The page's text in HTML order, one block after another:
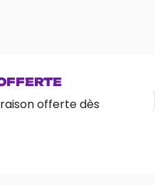
offerte dès